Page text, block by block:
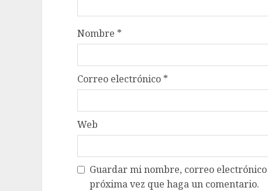
Nombre *
Correo electrónico *
Web
Guardar mi nombre, correo
próxima vez que haga un comentario.